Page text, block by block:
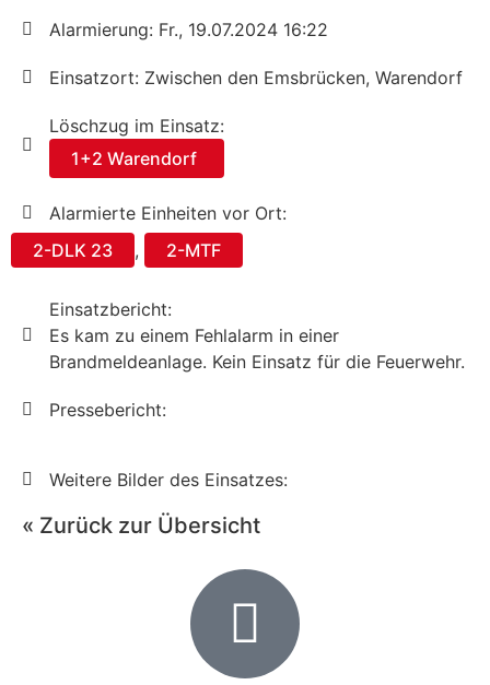
Alarmierung: Fr., 19.07.2024 16:22
Einsatzort: Zwischen den Emsbrücken, Warendorf
Löschzug im Einsatz:
1+2 Warendorf
Alarmierte Einheiten vor Ort:
2-DLK 23
, 2-MTF
Einsatzbericht:
Es kam zu einem Fehlalarm in einer
Brandmeldeanlage. Kein Einsatz für die Feuerwehr.
Pressebericht:
Weitere Bilder des Einsatzes:
« Zurück zur Übersicht